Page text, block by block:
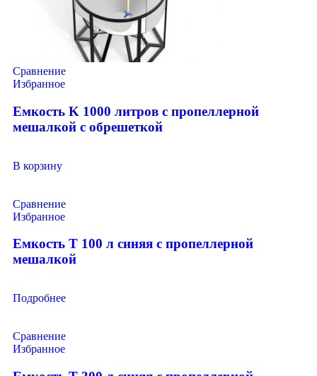
Сравнение
Избранное
Емкость K 1000 литров с пропеллерной
мешалкой с обрешеткой
В корзину
Сравнение
Избранное
Емкость T 100 л синяя с пропеллерной
мешалкой
Подробнее
Сравнение
Избранное